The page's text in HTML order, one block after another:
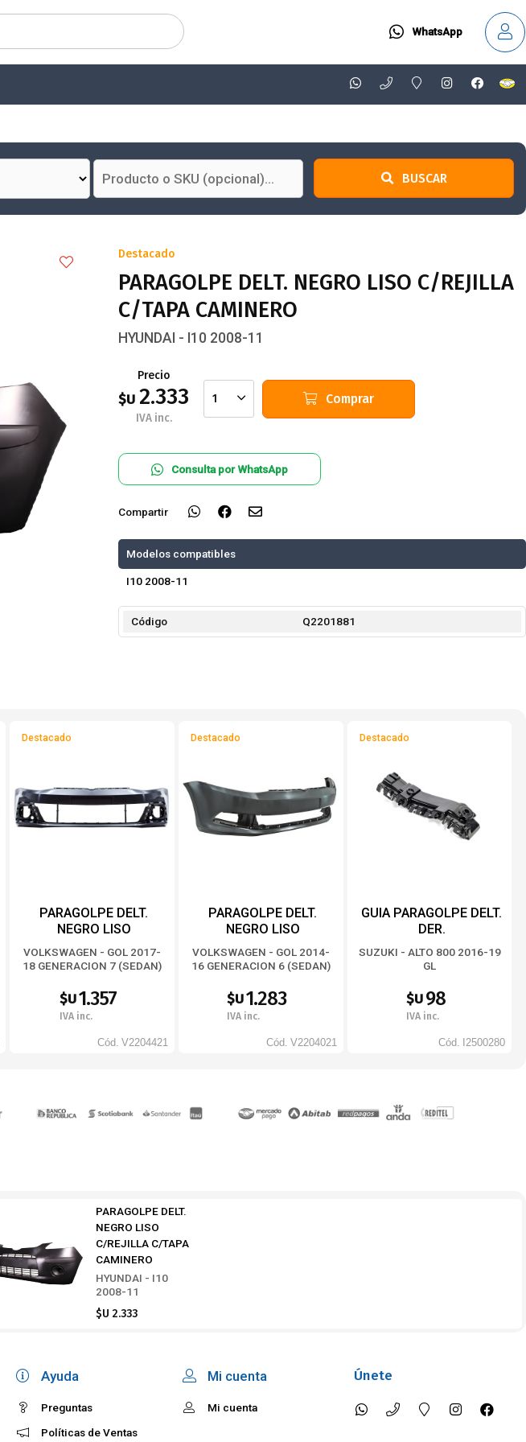
WhatsApp
BUSCAR
Destacado
PARAGOLPE DELT. NEGRO LISO C/REJILLA
C/TAPA CAMINERO
HYUNDAI - I10 2008-11
Precio
$U 2.333
IVA inc.
1 Comprar
Consulta por WhatsApp
Compartir
Modelos compatibles
I10 2008-11
Código Q2201881
Destacado
PARAGOLPE DELT.
NEGRO LISO
VOLKSWAGEN - GOL 2017-
18 GENERACION 7 (SEDAN)
$U1.357
IVA inc.
Cód. V2204421
Destacado
PARAGOLPE DELT.
NEGRO LISO
VOLKSWAGEN - GOL 2014-
16 GENERACION 6 (SEDAN)
$U1.283
IVA inc.
Cód. V2204021
Destacado
GUIA PARAGOLPE DELT.
DER.
SUZUKI - ALTO 800 2016-19
GL
$U 98
IVA inc.
Cód. I2500280
PARAGOLPE DELT.
NEGRO LISO
C/REJILLA C/TAPA
CAMINERO
HYUNDAI - I10
2008-11
$U 2.333
Ayuda
Preguntas
Políticas de Ventas
Mi cuenta
Mi cuenta
Únete